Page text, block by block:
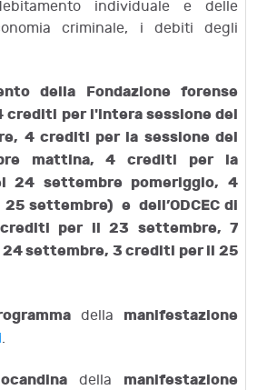
individuale e delle
criminale, i debiti degli
della Fondazione forense
crediti per l'intera sessione del
4 crediti per la sessione del
mattina, 4 crediti per la
24 settembre pomeriggio, 4
settembre) e dell’ODCEC di
crediti per il 23 settembre, 7
settembre, 3 crediti per il 25
della manifestazione
.
della manifestazione